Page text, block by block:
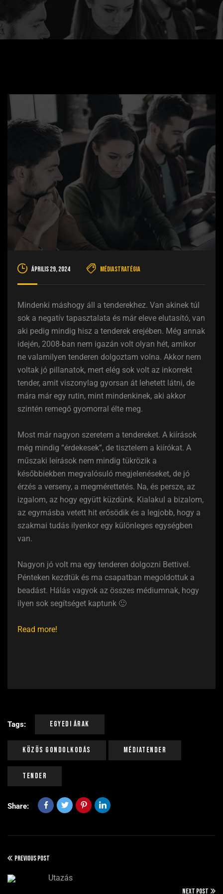
április 29, 2024 Médiastratégia
Mindenki máshogy áll a tenderekhez. Van akinek túl
sok a negatív tapasztalata és már eleve elutasító, van
aki pedig mindig hisz a tenderek erejében. Még annak
idején, 2008-ban nem igazán volt olyan hét, amikor
ne valamilyen tenderen dolgoztam volna. Akkor nem
voltak jó pillanatok, mert elég sok volt az inkorrekt
tender, amit viszonylag gyorsan át lehetett látni, de
mára már egy rutin, mint mindenkinek, aki akkor
szintén remegő gyomorral élte meg.
Most már nagyon szeretem a tendereket. A kiírások
még mindig “érdekesek”, de tisztelem a kiírókat. A
műszaki leírások nem mindig tükrözik a
későbbiekben megvalósuló megjelenéseket, de jó
érzés a verseny, a megmérettetés. Na, és persze, az
izgalom, az hogy együtt küzdünk. Kialakul a bizalom,
az egymásba vetett hit erősödik és a legjobb, hogy a
szakmai tudás ilyenkor egy különleges egységben
van.
Nagyon jó volt ma egy tenderen dolgozni Bettivel.
Pénteken kezdtük és ma csapatban megoldottuk a
beadást. Hálás vagyok az összes médiumnak, hogy
ilyen sok segítséget kaptunk 🙂
Read more!
Tags: Egyedi Árak
Közös Gondolkodás Médiatender
Tender
Share:
PREVIOUS POST
Utazás
NEXT POST